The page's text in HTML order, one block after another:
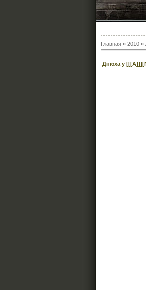
Главная » 2010 »
Днюха у